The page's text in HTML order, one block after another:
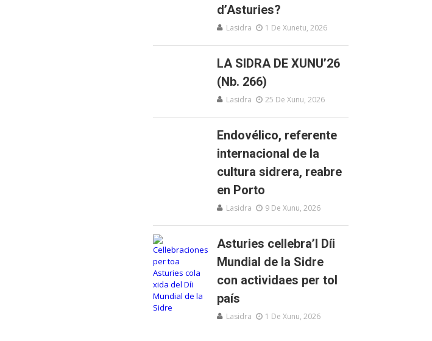
d’Asturies?
Lasidra 1 De Xunetu, 2026
LA SIDRA DE XUNU’26
(Nb. 266)
Lasidra 25 De Xunu, 2026
Endovélico, referente
internacional de la
cultura sidrera, reabre
en Porto
Lasidra 9 De Xunu, 2026
Asturies cellebra’l Díi
Mundial de la Sidre
con actividaes per tol
país
Lasidra 1 De Xunu, 2026